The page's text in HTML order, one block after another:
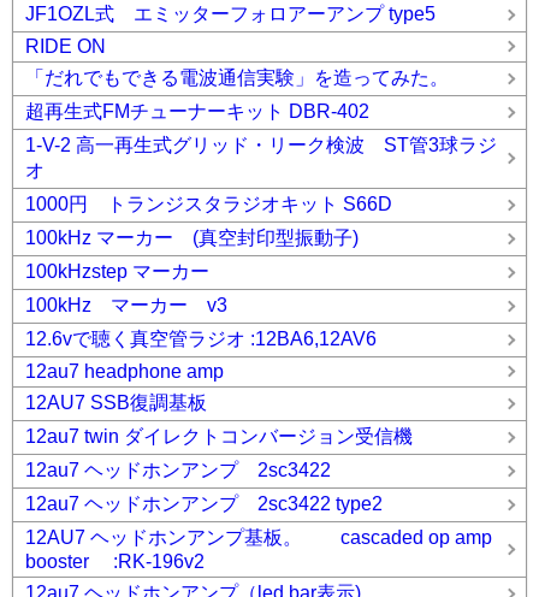
JF1OZL式 エミッターフォロアーアンプ type5
RIDE ON
「だれでもできる電波通信実験」を造ってみた。
超再生式FMチューナーキット DBR-402
1-V-2 高一再生式グリッド・リーク検波 ST管3球ラジ
オ
1000円 トランジスタラジオキット S66D
100kHz マーカー (真空封印型振動子)
100kHzstep マーカー
100kHz マーカー v3
12.6vで聴く真空管ラジオ :12BA6,12AV6
12au7 headphone amp
12AU7 SSB復調基板
12au7 twin ダイレクトコンバージョン受信機
12au7 ヘッドホンアンプ 2sc3422
12au7 ヘッドホンアンプ 2sc3422 type2
12AU7 ヘッドホンアンプ基板。 cascaded op amp
booster :RK-196v2